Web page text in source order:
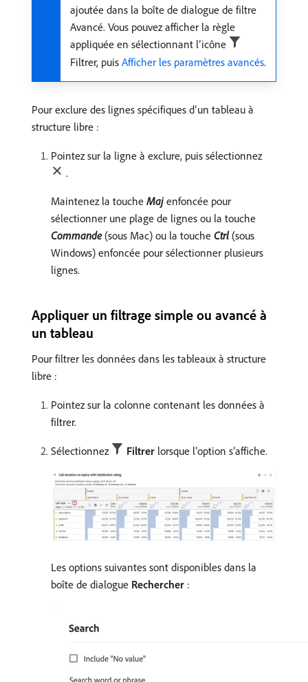
ajoutée dans la boîte de dialogue de filtre
Avancé. Vous pouvez afficher la règle
appliquée en sélectionnant l’icône
Filtrer, puis Afficher les paramètres avancés.
Pour exclure des lignes spécifiques d’un tableau à
structure libre :
Pointez sur la ligne à exclure, puis sélectionnez
.
Maintenez la touche Maj enfoncée pour
sélectionner une plage de lignes ou la touche
Commande(sous Mac) ou la touche Ctrl(sous
Windows) enfoncée pour sélectionner plusieurs
lignes.
Appliquer un filtrage simple ou avancé à
un tableau
Pour filtrer les données dans les tableaux à structure
libre :
Pointez sur la colonne contenant les données à
filtrer.
Sélectionnez Filtrer lorsque l’option s’affiche.
Les options suivantes sont disponibles dans la
boîte de dialogue Rechercher :